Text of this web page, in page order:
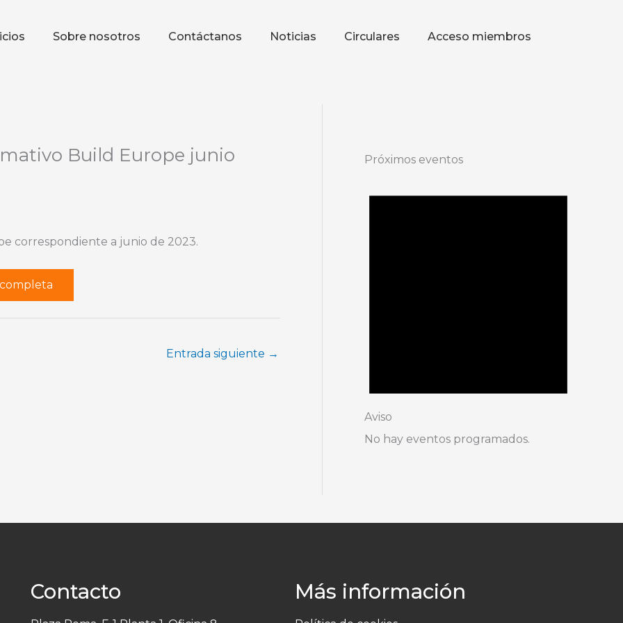
Sobre nosotros Contáctanos Noticias Circulares Acceso miembros
Build Europe junio
correspondiente a junio de 2023.
Entrada siguiente →
Próximos eventos
Aviso
No hay eventos programados.
Contacto Más información